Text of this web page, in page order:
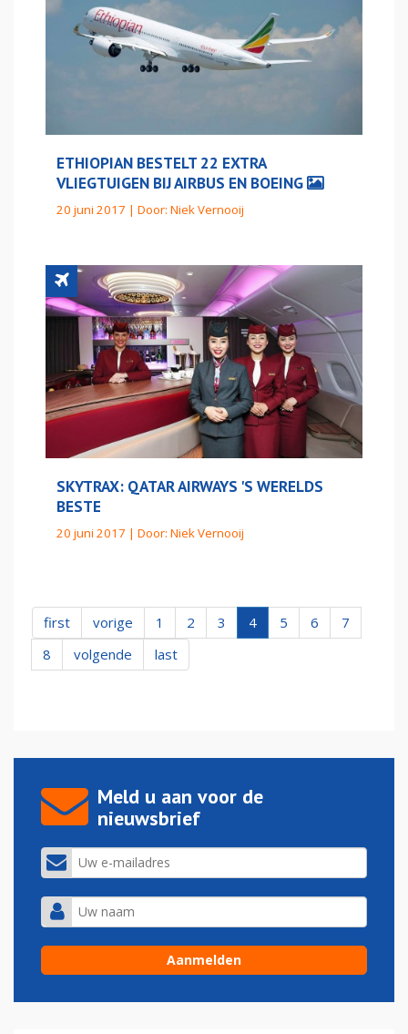
ETHIOPIAN BESTELT 22 EXTRA
VLIEGTUIGEN BIJ AIRBUS EN BOEING
20 juni 2017 | Door: Niek Vernooij
SKYTRAX: QATAR AIRWAYS 'S WERELDS
BESTE
20 juni 2017 | Door: Niek Vernooij
first vorige 1 2 3 4 5 6
7
8
volgende last
Meld u aan voor de
nieuwsbrief